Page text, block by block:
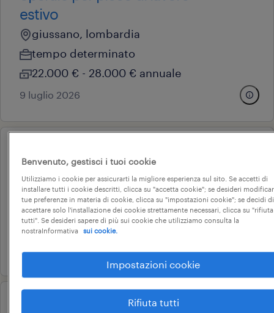
estivo
giussano, lombardia
tempo determinato
22.000 € - 28.000 € annuale
9 luglio 2026
operaio di produzione
seregno, lombardia
tempo determinato
22.000 € - 28.000 € annuale
18 giugno 2026
Benvenuto, gestisci i tuoi cookie
Utilizziamo i cookie per assicurarti la migliore esperienza sul sito. Se accetti di
installare tutti i cookie descritti, clicca su "accetta cookie"; se desideri
tue preferenze in materia di cookie, clicca su "impostazioni cookie"; se decidi di
accettare solo l'installazione dei cookie strettamente necessari, clicca su "rifiuta
tutti". Se desideri sapere di più sui cookie che utilizziamo consulta la
nostraInformativa
sui cookie.
Impostazioni cookie
Rifiuta tutti